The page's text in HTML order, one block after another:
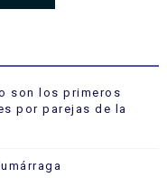
son los primeros
por parejas de la